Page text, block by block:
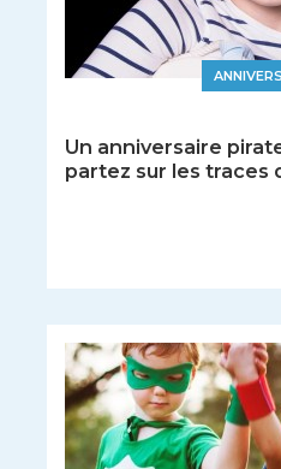
Un anniversaire
partez sur les traces